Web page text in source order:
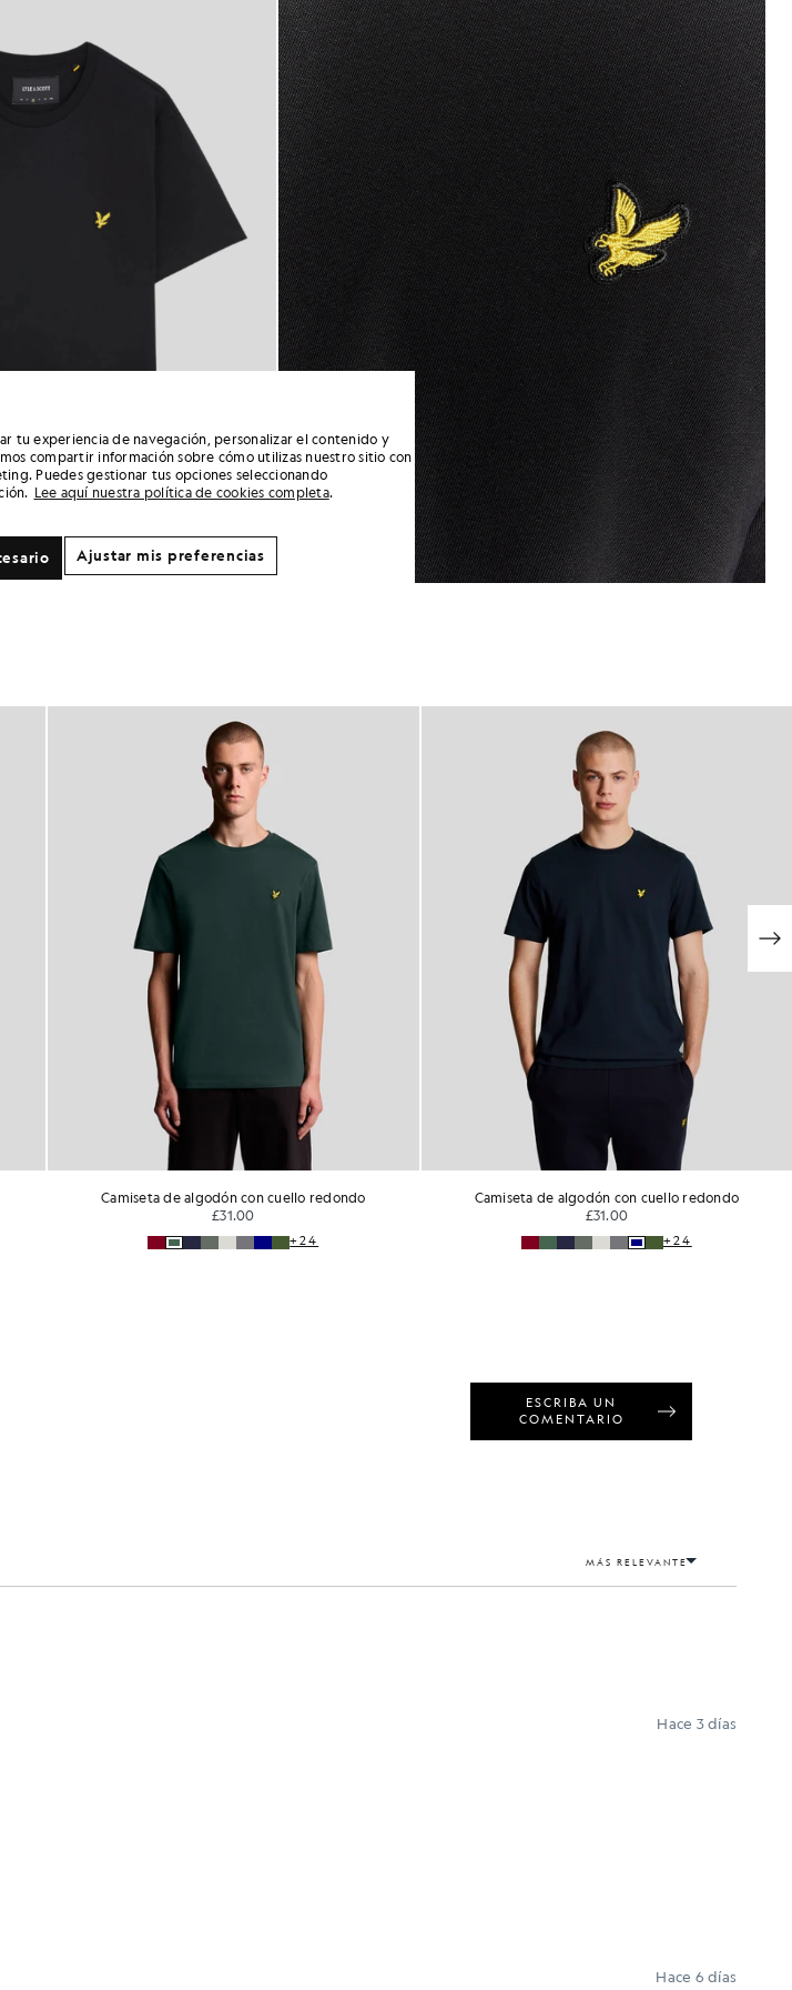
Camiseta de algodón con cuello redondo
£31.00
+24
Camiseta de algodón con cuello redondo
£31.00
+24
tu experiencia de navegación, personalizar el contenido y
compartir información sobre cómo utilizas nuestro sitio con
Puedes gestionar tus opciones seleccionando
Lee aquí nuestra política de cookies completa.
Ajustar mis preferencias